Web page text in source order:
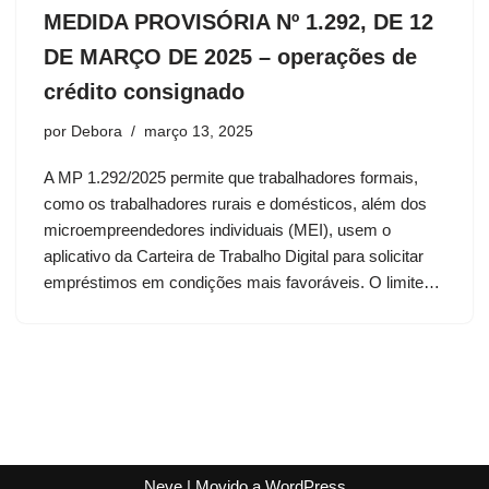
MEDIDA PROVISÓRIA Nº 1.292, DE 12
DE MARÇO DE 2025 – operações de
crédito consignado
por Debora março 13, 2025
A MP 1.292/2025 permite que trabalhadores formais,
como os trabalhadores rurais e domésticos, além dos
microempreendedores individuais (MEI), usem o
aplicativo da Carteira de Trabalho Digital para solicitar
empréstimos em condições mais favoráveis. O limite…